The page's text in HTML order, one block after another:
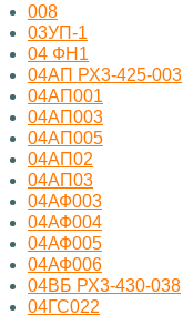
008
03УП-1
04 ФН1
04АП РХ3-425-003
04АП001
04АП003
04АП005
04АП02
04АП03
04АФ003
04АФ004
04АФ005
04АФ006
04ВБ РХ3-430-038
04ГС022